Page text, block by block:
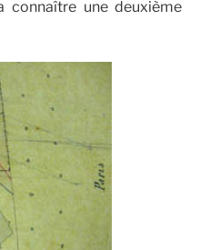
une deuxième